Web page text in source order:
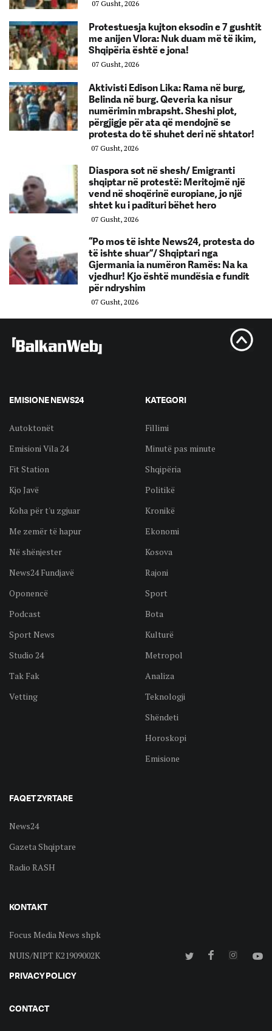
07 Gusht, 2026
Protestuesja kujton eksodin e 7 gushtit
me anijen Vlora: Nuk duam më të ikim,
Shqipëria është e jona!
07 Gusht, 2026
Aktivisti Edison Lika: Rama në burg,
Belinda në burg. Qeveria ka nisur
numërimin mbrapsht. Sheshi plot,
përgjigje për ata që mendojnë se
protesta do të shuhet deri në shtator!
07 Gusht, 2026
Diaspora sot në shesh/ Emigranti
shqiptar në protestë: Meritojmë një
vend në shoqërinë europiane, jo një
shtet ku i padituri bëhet hero
07 Gusht, 2026
“Po mos të ishte News24, protesta do
të ishte shuar”/ Shqiptari nga
Gjermania ia numëron Ramës: Na ka
vjedhur! Kjo është mundësia e fundit
për ndryshim
07 Gusht, 2026
EMISIONE NEWS24
Autoktonët
Emisioni Vila 24
Fit Station
Kjo Javë
Koha për t'u zgjuar
Me zemër të hapur
Në shënjester
News24 Fundjavë
Oponencë
Podcast
Sport News
Studio 24
Tak Fak
Vetting
KATEGORI
Fillimi
Minutë pas minute
Shqipëria
Politikë
Kronikë
Ekonomi
Kosova
Rajoni
Sport
Bota
Kulturë
Metropol
Analiza
Teknologji
Shëndeti
Horoskopi
Emisione
FAQET ZYRTARE
News24
Gazeta Shqiptare
Radio RASH
KONTAKT
Focus Media News shpk
NUIS/NIPT K21909002K
PRIVACY POLICY
CONTACT